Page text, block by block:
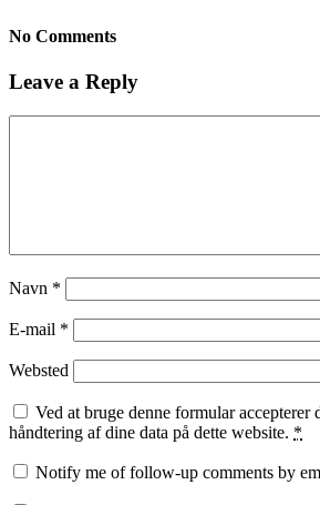
No Comments
Leave a Reply
Navn *
E-mail *
Websted
Ved at bruge denne formular accepterer
håndtering af dine data på dette website. *
Notify me of follow-up comments by